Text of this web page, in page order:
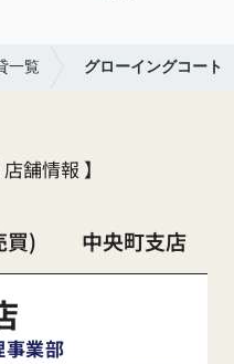
一覧 グローイングコート
店舗情報 】
買) 中央町支店
事業部